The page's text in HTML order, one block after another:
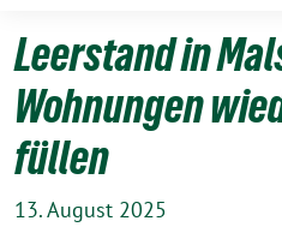
Leerstand in
Wohnungen
füllen
13. August 2025